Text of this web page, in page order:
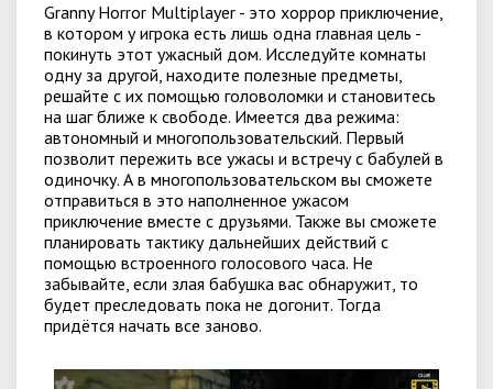
Granny Horror Multiplayer - это хоррор приключение,
в котором у игрока есть лишь одна главная цель -
покинуть этот ужасный дом. Исследуйте комнаты
одну за другой, находите полезные предметы,
решайте с их помощью головоломки и становитесь
на шаг ближе к свободе. Имеется два режима:
автономный и многопользовательский. Первый
позволит пережить все ужасы и встречу с бабулей в
одиночку. А в многопользовательском вы сможете
отправиться в это наполненное ужасом
приключение вместе с друзьями. Также вы сможете
планировать тактику дальнейших действий с
помощью встроенного голосового часа. Не
забывайте, если злая бабушка вас обнаружит, то
будет преследовать пока не догонит. Тогда
придётся начать все заново.